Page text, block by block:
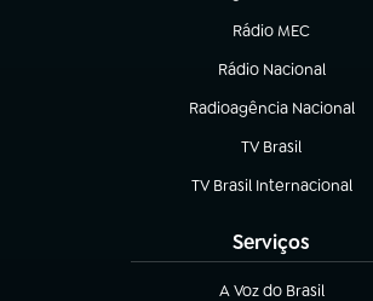
Rádio MEC
(abre em nova aba)
Rádio Nacional
Radioagência Nacional
(abre em nova aba)
TV Brasil
(abre em nova aba)
TV Brasil Internacional
(abre em nova aba)
Serviços
A Voz do Brasil